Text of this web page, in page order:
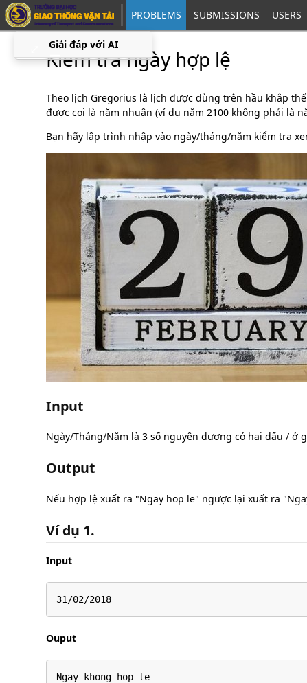
PROBLEMS SUBMISSIONS USERS
Kiểm tra ngày hợp lệ
Theo lịch Gregorius là lịch được dùng trên hầu khắp
được coi là năm nhuận (ví dụ năm 2100 không phải là
Bạn hãy lập trình nhập vào ngày/tháng/năm kiểm tra
Input
Ngày/Tháng/Năm là 3 số nguyên dương có hai dấu / ở
Output
Nếu hợp lệ xuất ra "Ngay hop le" ngược lại xuất ra
Ví dụ 1.
Input
31/02/2018
Ouput
Ngay khong hop le
▁
Giải đáp với AI